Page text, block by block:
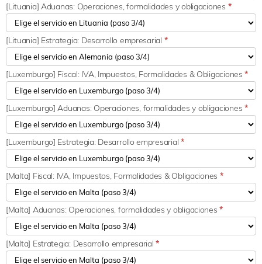
[Lituania] Aduanas: Operaciones, formalidades y obligaciones *
[Lituania] Estrategia: Desarrollo empresarial *
[Luxemburgo] Fiscal: IVA, Impuestos, Formalidades & Obligaciones*
[Luxemburgo] Aduanas: Operaciones, formalidades y obligaciones *
[Luxemburgo] Estrategia: Desarrollo empresarial*
[Malta] Fiscal: IVA, Impuestos, Formalidades & Obligaciones *
[Malta] Aduanas: Operaciones, formalidades y obligaciones*
[Malta] Estrategia: Desarrollo empresarial*